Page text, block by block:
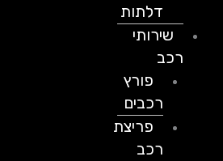
דלתות
שירותי
פורץ
רכבים
פריצת